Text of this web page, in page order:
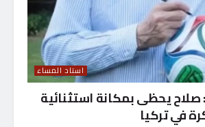
استاد المساء
يحظى بمكانة استثنائية
في تركيا